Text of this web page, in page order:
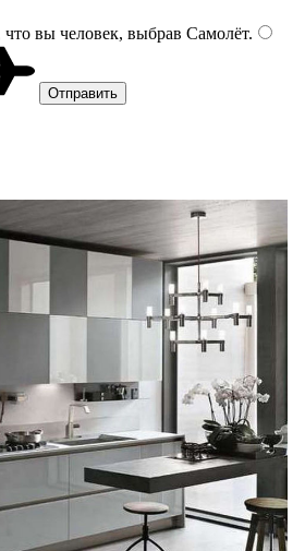
вы человек, выбрав Самолёт.